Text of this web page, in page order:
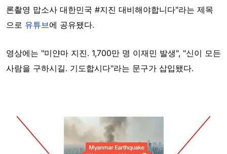
론촬영 맙소사 대한민국 #지진 대비해야합니다"라는 제목
으로 유튜브에 공유됐다.
영상에는 "미얀마 지진. 1,700만 명 이재민 발생", "신이 모든
사람을 구하시길. 기도합시다"라는 문구가 삽입됐다.
Image